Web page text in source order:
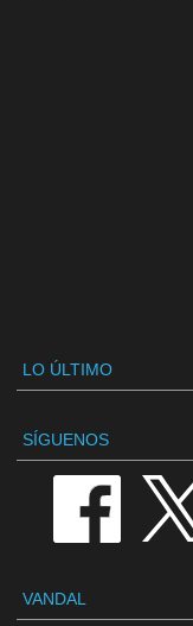
LO ÚLTIMO
SÍGUENOS
VANDAL